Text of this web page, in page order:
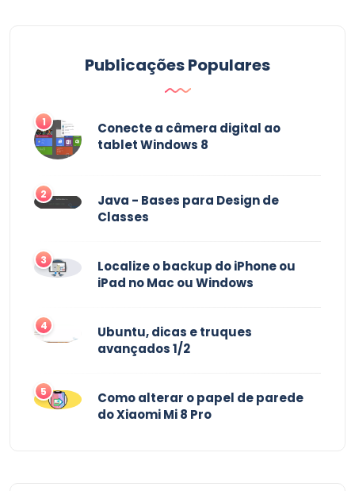
Publicações Populares
1
Conecte a câmera digital ao
tablet Windows 8
2
Java - Bases para Design de
Classes
3
Localize o backup do iPhone ou
iPad no Mac ou Windows
4
Ubuntu, dicas e truques
avançados 1/2
5
Como alterar o papel de parede
do Xiaomi Mi 8 Pro